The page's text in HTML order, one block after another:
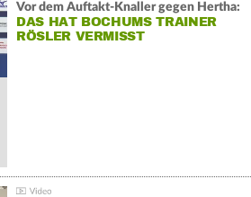
Vor dem Auftakt-Knaller gegen Hertha:
DAS HAT BOCHUMS TRAINER
RÖSLER VERMISST